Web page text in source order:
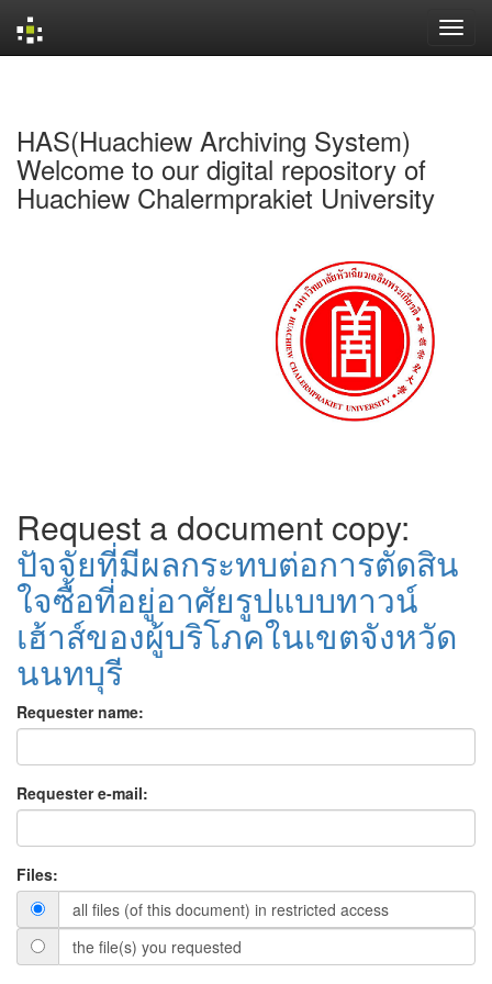
HAS(Huachiew Archiving System)
Welcome to our digital repository of
Huachiew Chalermprakiet University
Request a document copy:
ปัจจัยที่มีผลกระทบต่อการตัดสิน
ใจซื้อที่อยู่อาศัยรูปแบบทาวน์
เฮ้าส์ของผู้บริโภคในเขตจังหวัด
นนทบุรี
Requester name:
Requester e-mail:
Files:
all files (of this document) in restricted access
the file(s) you requested